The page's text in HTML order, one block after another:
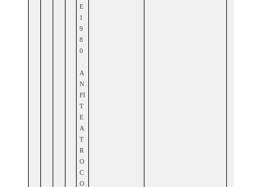
E
1
9
8
0
A
N
FI
T
E
A
T
R
O
C
O